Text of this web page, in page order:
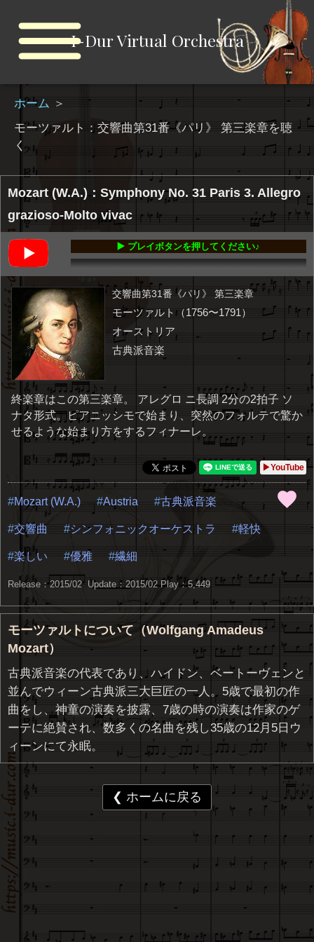
I-Dur Virtual Orchestra
ホーム ＞
モーツァルト：交響曲第31番《パリ》 第三楽章を聴
く
Mozart (W.A.)：Symphony No. 31 Paris 3. Allegro
grazioso-Molto vivac
▶️ プレイボタンを押してください♪
交響曲第31番《パリ》 第三楽章
モーツァルト（1756〜1791）
オーストリア
古典派音楽
終楽章はこの第三楽章。 アレグロ ニ長調 2分の2拍子 ソ
ナタ形式。ピアニッシモで始まり、突然のフォルテで驚か
せるような始まり方をするフィナーレ。
▶YouTube
Mozart (W.A.) Austria 古典派音楽
交響曲 シンフォニックオーケストラ 軽快
楽しい 優雅 繊細
Release：2015/02 Update：2015/02Play：5,449
モーツァルトについて（Wolfgang Amadeus
Mozart）
古典派音楽の代表であり、ハイドン、ベートーヴェンと
並んでウィーン古典派三大巨匠の一人。5歳で最初の作
曲をし、神童の演奏を披露、7歳の時の演奏は作家のゲ
ーテに絶賛され、数多くの名曲を残し35歳の12月5日ウ
ィーンにて永眠。
❮ ホームに戻る